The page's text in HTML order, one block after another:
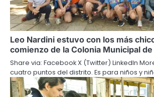
Leo Nardini estuvo con los más
comienzo de la Colonia Municipal
Share via: Facebook X (Twitter) LinkedIn
cuatro puntos del distrito. Es para niños y